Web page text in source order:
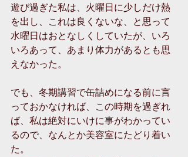
遊び過ぎた私は、火曜日に少しだけ熱
を出し、これは良くないな、と思って
水曜日はおとなしくしていたが、いろ
いろあって、あまり体力があるとも思
えなかった。
でも、冬期講習で缶詰めになる前に言
っておかなければ、この時期を過ぎれ
ば、私は絶対にいけに事がわかってい
るので、なんとか美容室にたどり着い
た。